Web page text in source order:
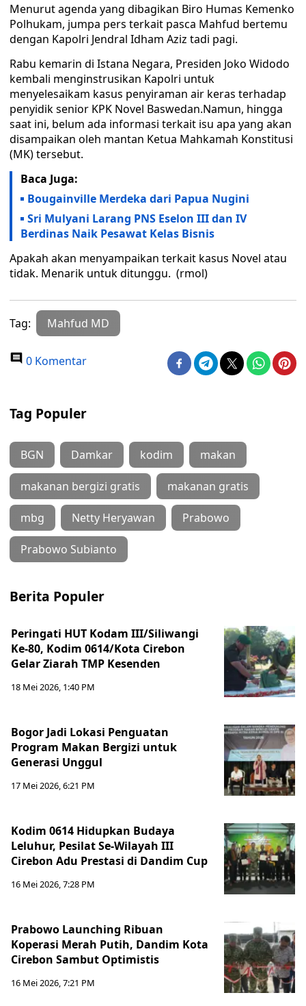
Menurut agenda yang dibagikan Biro Humas Kemenko
Polhukam, jumpa pers terkait pasca Mahfud bertemu
dengan Kapolri Jendral Idham Aziz tadi pagi.
Rabu kemarin di Istana Negara, Presiden Joko Widodo
kembali menginstrusikan Kapolri untuk
menyelesaikam kasus penyiraman air keras terhadap
penyidik senior KPK Novel Baswedan.Namun, hingga
saat ini, belum ada informasi terkait isu apa yang akan
disampaikan oleh mantan Ketua Mahkamah Konstitusi
(MK) tersebut.
Baca Juga:
Bougainville Merdeka dari Papua Nugini
Sri Mulyani Larang PNS Eselon III dan IV
Berdinas Naik Pesawat Kelas Bisnis
Apakah akan menyampaikan terkait kasus Novel atau
tidak. Menarik untuk ditunggu. (rmol)
Tag: Mahfud MD
0 Komentar
Tag Populer
BGN Damkar kodim makan
makanan bergizi gratis makanan gratis
mbg Netty Heryawan Prabowo
Prabowo Subianto
Berita Populer
Peringati HUT Kodam III/Siliwangi
Ke-80, Kodim 0614/Kota Cirebon
Gelar Ziarah TMP Kesenden
18 Mei 2026, 1:40 PM
Bogor Jadi Lokasi Penguatan
Program Makan Bergizi untuk
Generasi Unggul
17 Mei 2026, 6:21 PM
Kodim 0614 Hidupkan Budaya
Leluhur, Pesilat Se-Wilayah III
Cirebon Adu Prestasi di Dandim Cup
16 Mei 2026, 7:28 PM
Prabowo Launching Ribuan
Koperasi Merah Putih, Dandim Kota
Cirebon Sambut Optimistis
16 Mei 2026, 7:21 PM